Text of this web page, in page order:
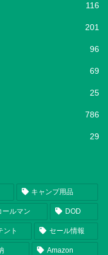
116
201
96
69
25
786
29
キャンプ用品
ールマン DOD
ント セール情報
Amazon